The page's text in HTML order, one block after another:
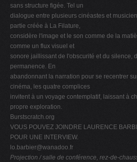
sans structure figée. Tel un
dialogue entre plusieurs cinéastes et
partie créée à La Filature,
considère l'image et le son comme de la
comme un flux visuel et
sonore jaillissant de l'obscurité et du silence,
permanence. En
abandonnant la narration pour se recentrer
cinéma, les quatre complices
invitent à un voyage contemplatif, laissant à
propre exploration.
Burstscratch.org
VOUS POUVEZ JOINDRE LAURENCE
POUR UNE INTERVIEW.
lo.barbier@wanadoo.fr
Projection / salle de conférence, rez-de-